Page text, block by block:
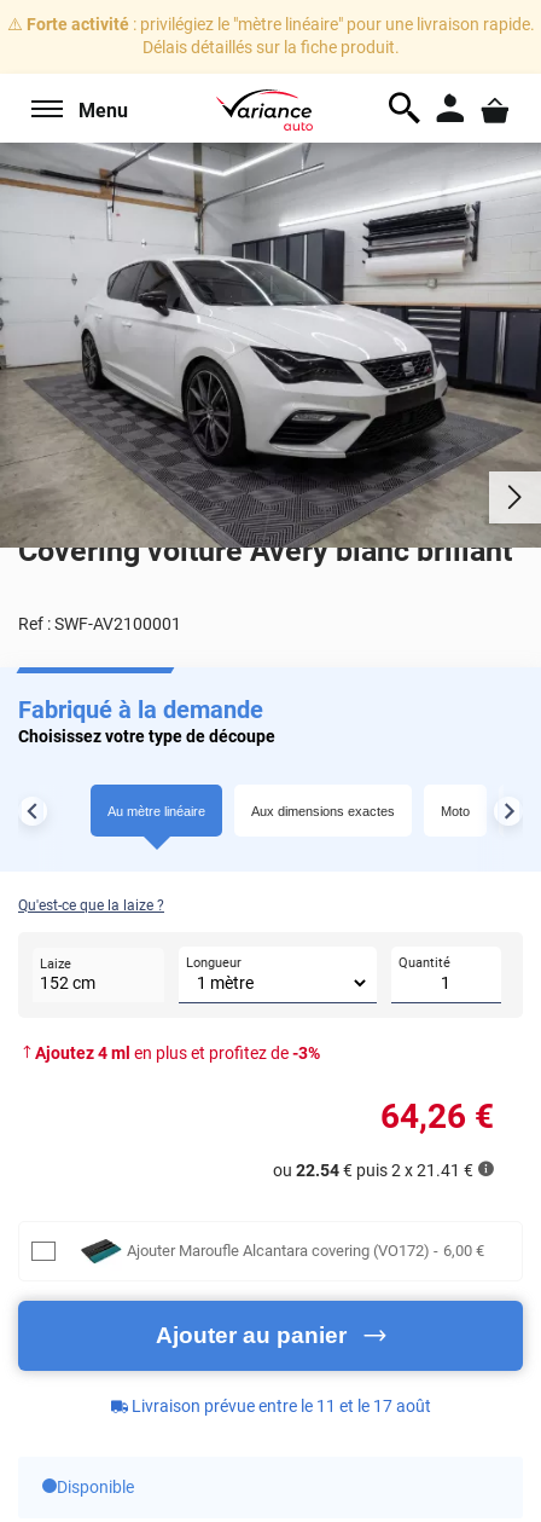
⚠️ Forte activité: privilégiez le "mètre linéaire" pour une livraison rapide.
Délais détaillés sur la fiche produit.
Menu
Covering voiture Avery blanc brillant
Ref :SWF-AV2100001
Fabriqué à la demande
Choisissez votre type de découpe
Au mètre linéaire Aux dimensions exactes Moto
Qu'est-ce que la laize ?
Laize
152cm
Longueur Quantité
Ajoutez4ml en plus et profitez de-3%
64,26 €
ou 22.54€ puis 2 x21.41 €
Ajouter Maroufle Alcantara covering (VO172) - 6,00 €
Ajouter au panier
Livraison prévue entre le 11 et le 17 août
Disponible